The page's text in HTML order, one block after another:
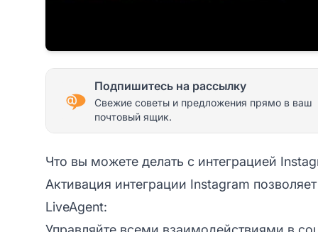
Подпишитесь на рассылку
Свежие советы и предложения прямо в ваш
почтовый ящик.
Что вы можете делать с интеграцией
Активация интеграции Instagram
LiveAgent: